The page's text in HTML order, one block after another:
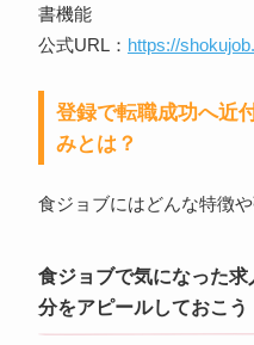
書機能
公式URL： https://
登録で転職成功へ近
みとは？
食ジョブにはどんな特徴
食ジョブで気になった
分をアピールしておこう